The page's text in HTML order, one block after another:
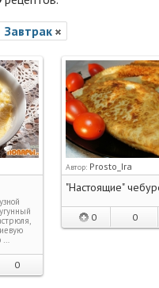
Завтрак
0
Автор: Prosto_Ira
"Настоящие"
0 0